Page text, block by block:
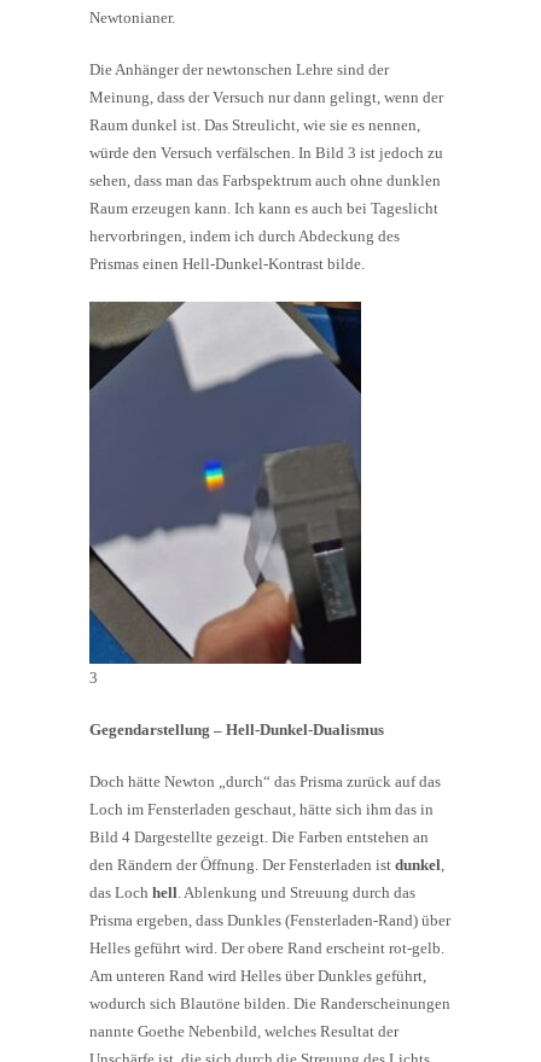
Newtonianer.
Die Anhänger der newtonschen Lehre sind der
Meinung, dass der Versuch nur dann gelingt, wenn der
Raum dunkel ist. Das Streulicht, wie sie es nennen,
würde den Versuch verfälschen. In Bild 3 ist jedoch zu
sehen, dass man das Farbspektrum auch ohne dunklen
Raum erzeugen kann. Ich kann es auch bei Tageslicht
hervorbringen, indem ich durch Abdeckung des
Prismas einen Hell-Dunkel-Kontrast bilde.
3
Gegendarstellung – Hell-Dunkel-Dualismus
Doch hätte Newton „durch“ das Prisma zurück auf das
Loch im Fensterladen geschaut, hätte sich ihm das in
Bild 4 Dargestellte gezeigt. Die Farben entstehen an
den Rändern der Öffnung. Der Fensterladen ist dunkel
das Loch hell . Ablenkung und Streuung durch das
Prisma ergeben, dass Dunkles (Fensterladen-Rand) über
Helles geführt wird. Der obere Rand erscheint rot-gelb.
Am unteren Rand wird Helles über Dunkles geführt,
wodurch sich Blautöne bilden. Die Randerscheinungen
nannte Goethe Nebenbild, welches Resultat der